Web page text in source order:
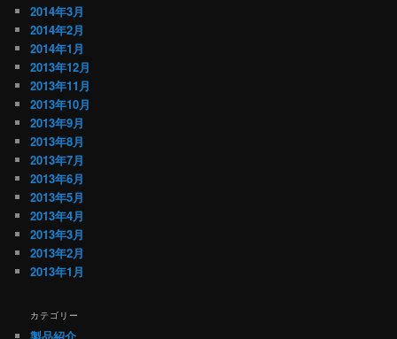
2014年3月
2014年2月
2014年1月
2013年12月
2013年11月
2013年10月
2013年9月
2013年8月
2013年7月
2013年6月
2013年5月
2013年4月
2013年3月
2013年2月
2013年1月
カテゴリー